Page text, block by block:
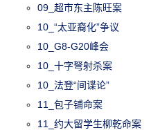
09_超市东主陈旺案
10_“太亚裔化”争议
10_G8-G20峰会
10_十字弩射杀案
10_法登“间谍论”
11_包子铺命案
11_约大留学生柳乾命案